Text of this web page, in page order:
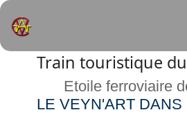
Train touristique
Etoile ferroviaire
LE VEYN'ART DANS